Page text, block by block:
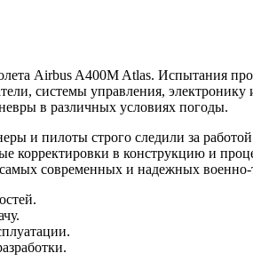
Airbus A400M Atlas. Испытания
системы управления,
в различных условиях погоды.
и пилоты строго следили за
в конструкцию и
современных и надежных